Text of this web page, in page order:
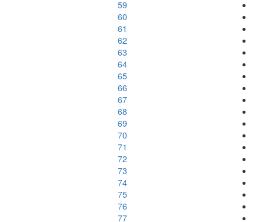
59
60
61
62
63
64
65
66
67
68
69
70
71
72
73
74
75
76
77